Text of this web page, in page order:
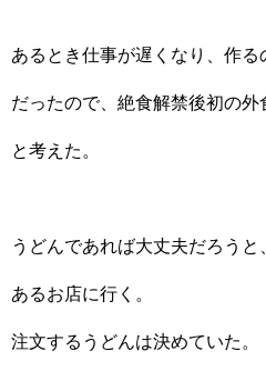
あるとき仕事が遅くなり、作る
だったので、絶食解禁後初の外
と考えた。
うどんであれば大丈夫だろうと
あるお店に行く。
注文するうどんは決めていた。